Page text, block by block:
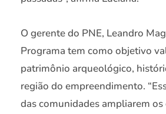
O gerente do PNE, Leandro
Programa tem como objetivo
patrimônio arqueológico,
região do empreendimento.
das comunidades ampliarem